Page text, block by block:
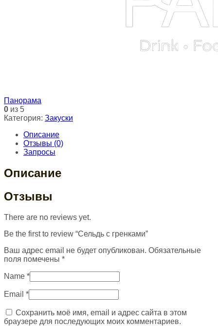
Панорама
0 из 5
Категория: Закуски
Описание
Отзывы (0)
Запросы
Описание
Отзывы
There are no reviews yet.
Be the first to review “Сельдь с гренками”
Ваш адрес email не будет опубликован. Обязательные
поля помечены *
Name *
Email *
Сохранить моё имя, email и адрес сайта в этом
браузере для последующих моих комментариев.